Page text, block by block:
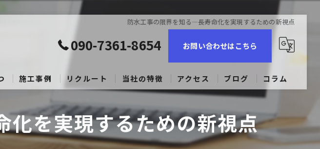
防水工事の限界を知る—長寿命化を実現するための新視点
090-7361-8654 お問い合わせはこちら
施工事例 リクルート 当社の特徴
コーキング
ビル
アクセス ブログ コラム
を実現するための新視点